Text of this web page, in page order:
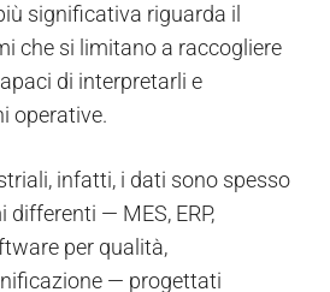
significativa riguarda il
che si limitano a raccogliere
di interpretarli e
operative.
infatti, i dati sono spesso
— MES, ERP,
per qualità,
— progettati